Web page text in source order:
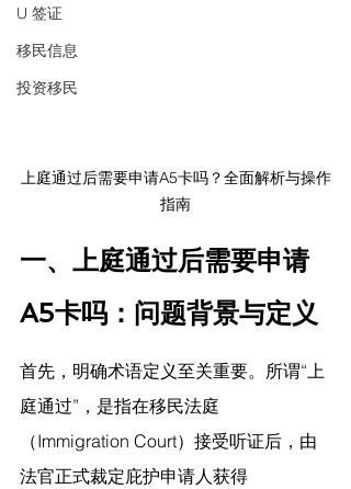
U 签证
移民信息
投资移民
上庭通过后需要申请A5卡吗？全面解析与操作
指南
一、上庭通过后需要申请
A5卡吗：问题背景与定义
首先，明确术语定义至关重要。所谓“上
庭通过”，是指在移民法庭
（Immigration Court）接受听证后，由
法官正式裁定庇护申请人获得